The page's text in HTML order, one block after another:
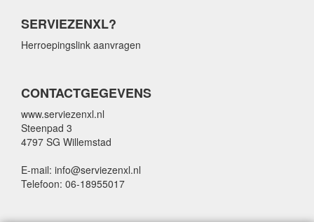
SERVIEZENXL?
Herroepingslink aanvragen
CONTACTGEGEVENS
www.serviezenxl.nl
Steenpad 3
4797 SG Willemstad
E-mail: info@serviezenxl.nl
Telefoon: 06-18955017